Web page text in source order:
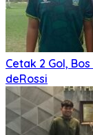
Cetak 2 Gol,
deRossi